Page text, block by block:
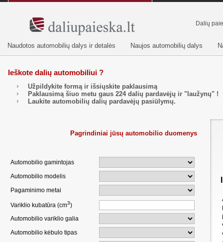
Dalių
Naudotos automobilių dalys ir detalės Naujos automobilių dalys
Ieškote dalių automobiliui ?
Užpildykite formą ir išsiųskite paklausimą
Paklausimą šiuo metu gaus 224dalių pardavėjų ir "laužynų" !
Laukite automobilių dalių pardavėjų pasiūlymų.
Pagrindiniai jūsų automobilio duomenys
Automobilio gamintojas
Automobilio modelis
Pagaminimo metai
Variklio kubatūra (cm3)
Automobilio variklio galia
Automobilio kėbulo tipas